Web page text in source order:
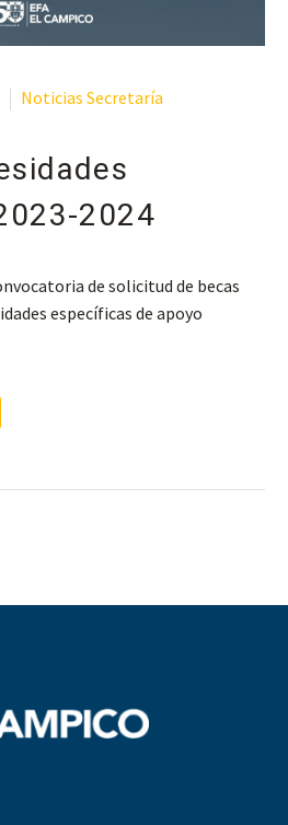
Noticias Secretaría
2024
de solicitud de becas
específicas de apoyo